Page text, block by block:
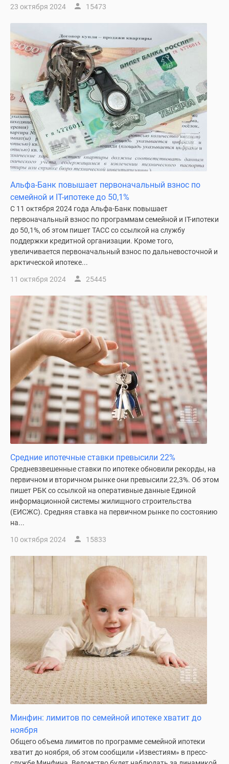
23 октября 2024 15473
Альфа-Банк повышает первоначальный взнос по
семейной и IT-ипотеке до 50,1%
С 11 октября 2024 года Альфа-Банк повышает
первоначальный взнос по программам семейной и IT-ипотеки
до 50,1%, об этом пишет ТАСС со ссылкой на службу
поддержки кредитной организации. Кроме того,
увеличивается первоначальный взнос по дальневосточной и
арктической ипотеке...
11 октября 2024 25445
Средние ипотечные ставки превысили 22%
Средневзвешенные ставки по ипотеке обновили рекорды, на
первичном и вторичном рынке они превысили 22,3%. Об этом
пишет РБК со ссылкой на оперативные данные Единой
информационной системы жилищного строительства
(ЕИСЖС). Средняя ставка на первичном рынке по состоянию
на...
10 октября 2024 15833
Минфин: лимитов по семейной ипотеке хватит до
ноября
Общего объема лимитов по программе семейной ипотеки
хватит до ноября, об этом сообщили «Известиям» в пресс-